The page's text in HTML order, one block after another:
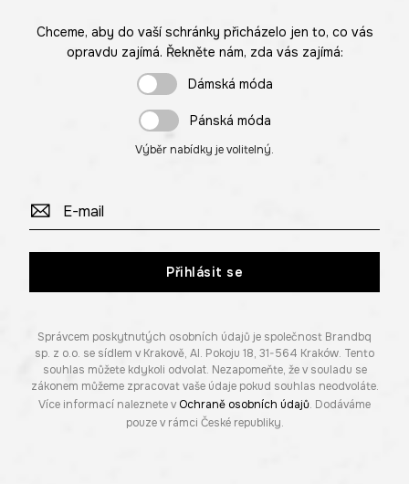
Chceme, aby do vaší schránky přicházelo jen to, co vás
opravdu zajímá. Řekněte nám, zda vás zajímá:
Dámská móda
Pánská móda
Výběr nabídky je volitelný.
Přihlásit se
Správcem poskytnutých osobních údajů je společnost Brandbq
sp. z o.o. se sídlem v Krakově, Al. Pokoju 18, 31-564 Kraków. Tento
souhlas můžete kdykoli odvolat. Nezapomeňte, že v souladu se
zákonem můžeme zpracovat vaše údaje pokud souhlas neodvoláte.
Více informací naleznete v Ochraně osobních údajů. Dodáváme
pouze v rámci České republiky.